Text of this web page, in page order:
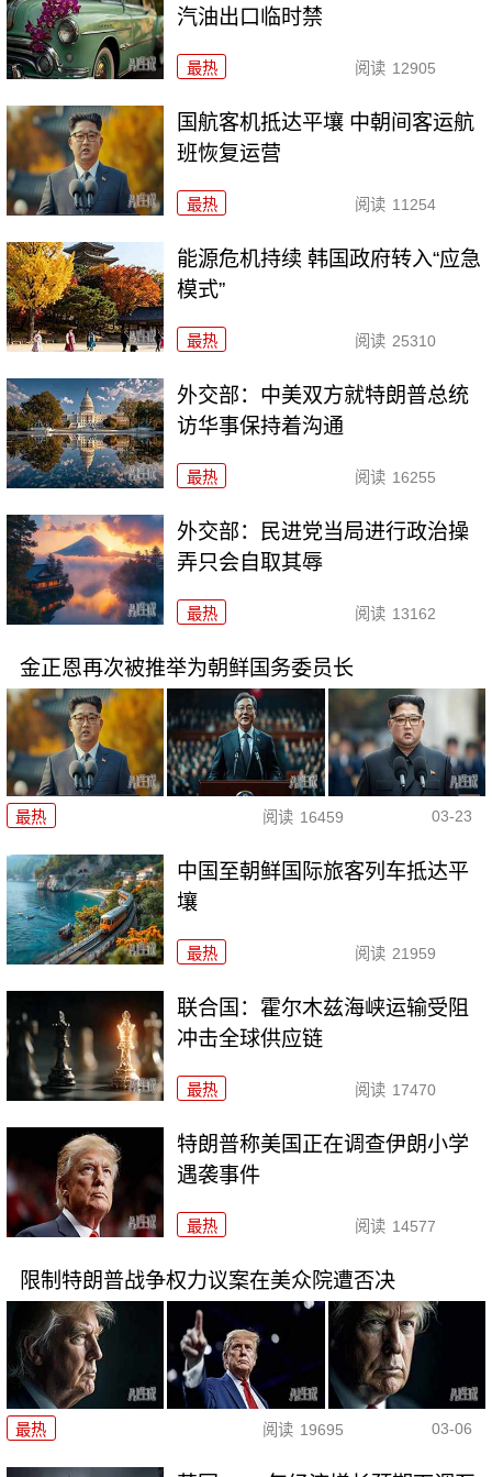
汽油出口临时禁
最热 阅读 12905
国航客机抵达平壤 中朝间客运航
班恢复运营
最热 阅读 11254
能源危机持续 韩国政府转入“应急
模式”
最热 阅读 25310
外交部：中美双方就特朗普总统
访华事保持着沟通
最热 阅读 16255
外交部：民进党当局进行政治操
弄只会自取其辱
最热 阅读 13162
金正恩再次被推举为朝鲜国务委员长
最热 阅读 16459 03-23
中国至朝鲜国际旅客列车抵达平
壤
最热 阅读 21959
联合国：霍尔木兹海峡运输受阻
冲击全球供应链
最热 阅读 17470
特朗普称美国正在调查伊朗小学
遇袭事件
最热 阅读 14577
限制特朗普战争权力议案在美众院遭否决
最热 阅读 19695 03-06